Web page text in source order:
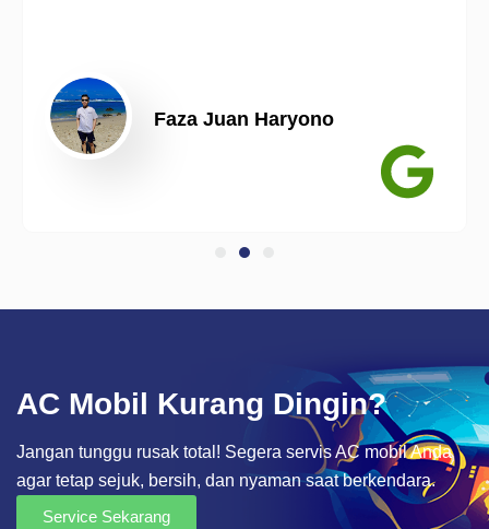
Faza Juan Haryono
AC Mobil Kurang Dingin?
Jangan tunggu rusak total! Segera servis AC mobil Anda
agar tetap sejuk, bersih, dan nyaman saat berkendara.
Service Sekarang